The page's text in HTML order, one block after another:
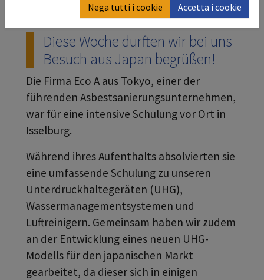
Diese Woche durften wir bei uns
Besuch aus Japan begrüßen!
Die Firma Eco A aus Tokyo, einer der
führenden Asbestsanierungsunternehmen,
war für eine intensive Schulung vor Ort in
Isselburg.
Während ihres Aufenthalts absolvierten sie
eine umfassende Schulung zu unseren
Unterdruckhaltegeräten (UHG),
Wassermanagementsystemen und
Luftreinigern. Gemeinsam haben wir zudem
an der Entwicklung eines neuen UHG-
Modells für den japanischen Markt
gearbeitet, da dieser sich in einigen
Nega tutti i cookie Accetta i cookie